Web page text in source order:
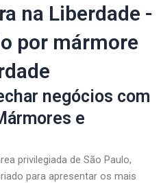
na Liberdade -
por mármore
negócios com
e
privilegiada de São Paulo,
para apresentar os mais